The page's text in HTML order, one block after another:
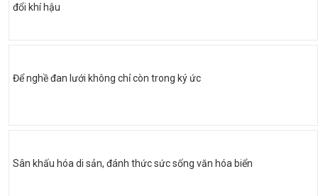
đổi khí hậu
Để nghề đan lưới không chỉ còn trong ký ức
Sân khấu hóa di sản, đánh thức sức sống văn hóa biển